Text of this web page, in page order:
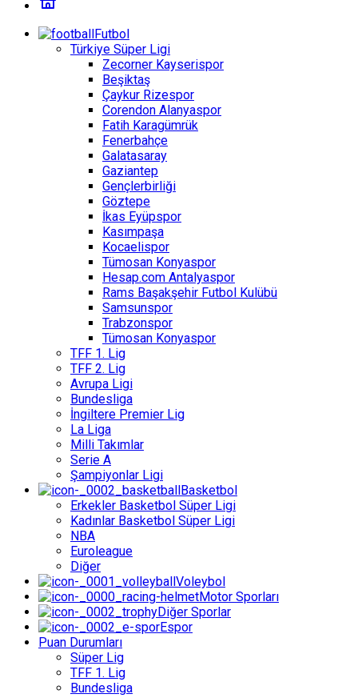
Futbol
Türkiye Süper Ligi
Zecorner Kayserispor
Beşiktaş
Çaykur Rizespor
Corendon Alanyaspor
Fatih Karagümrük
Fenerbahçe
Galatasaray
Gaziantep
Gençlerbirliği
Göztepe
İkas Eyüpspor
Kasımpaşa
Kocaelispor
Tümosan Konyaspor
Hesap.com Antalyaspor
Rams Başakşehir Futbol Kulübü
Samsunspor
Trabzonspor
Tümosan Konyaspor
TFF 1. Lig
TFF 2. Lig
Avrupa Ligi
Bundesliga
İngiltere Premier Lig
La Liga
Milli Takımlar
Serie A
Şampiyonlar Ligi
Basketbol
Erkekler Basketbol Süper Ligi
Kadınlar Basketbol Süper Ligi
NBA
Euroleague
Diğer
Voleybol
Motor Sporları
Diğer Sporlar
Espor
Puan Durumları
Süper Lig
TFF 1. Lig
Bundesliga